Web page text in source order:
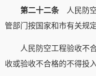
第二十二条
人民防
管部门按国家和市有关规
人民防空工程验收不
收或验收不合格的不得投入